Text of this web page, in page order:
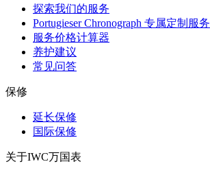
探索我们的服务
Portugieser Chronograph 专属定制服务
服务价格计算器
养护建议
常见问答
保修
延长保修
国际保修
关于IWC万国表